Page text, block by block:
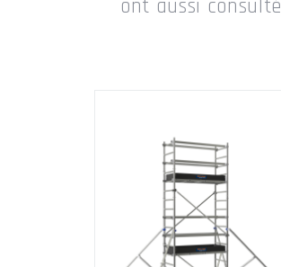
ont aussi consulté